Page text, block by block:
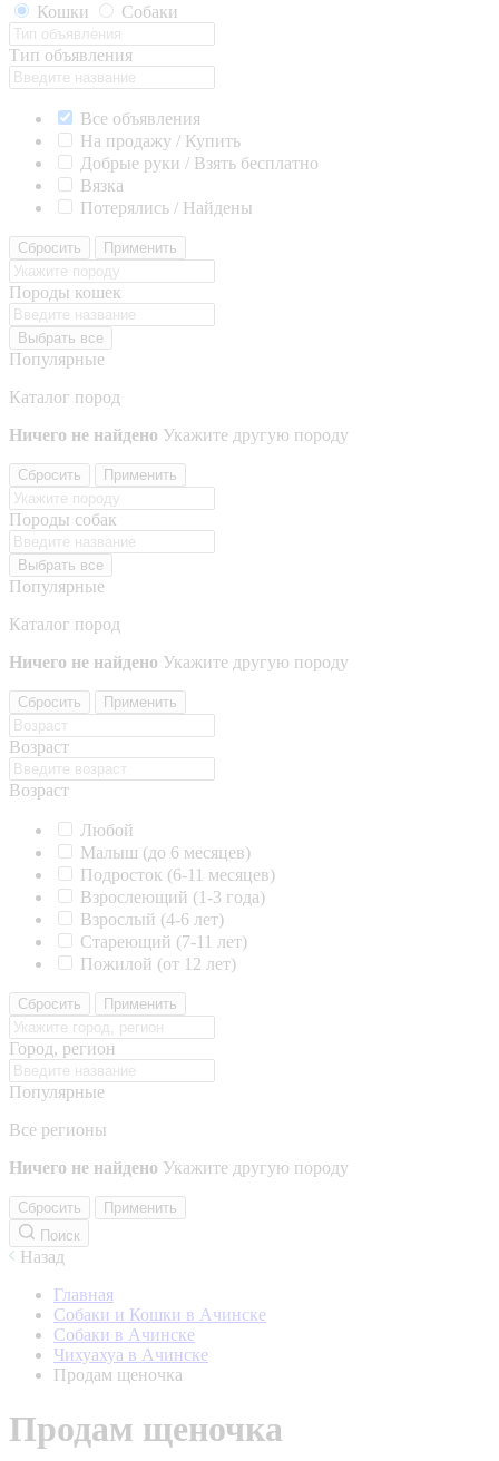
Кошки
Собаки
Тип объявления
Все объявления
На продажу / Купить
Добрые руки / Взять бесплатно
Вязка
Потерялись / Найдены
Сбросить Применить
Породы кошек
Выбрать все
Популярные
Каталог пород
Ничего не найдено Укажите другую породу
Сбросить Применить
Породы собак
Выбрать все
Популярные
Каталог пород
Ничего не найдено Укажите другую породу
Сбросить Применить
Возраст
Возраст
Любой
Малыш (до 6 месяцев)
Подросток (6-11 месяцев)
Взрослеющий (1-3 года)
Взрослый (4-6 лет)
Стареющий (7-11 лет)
Пожилой (от 12 лет)
Сбросить Применить
Город, регион
Популярные
Все регионы
Ничего не найдено Укажите другую породу
Сбросить
Применить
Поиск
Назад
Главная
Собаки и Кошки в Ачинске
Собаки в Ачинске
Чихуахуа в Ачинске
Продам щеночка
Продам щеночка